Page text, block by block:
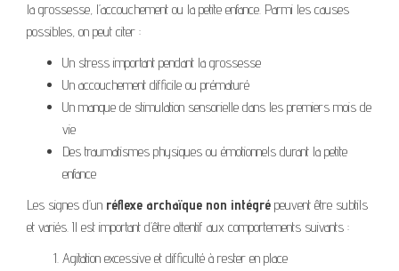
la grossesse, l’accouchement ou la petite enfance. Parmi les causes
possibles, on peut citer :
Un stress important pendant la grossesse
Un accouchement difficile ou prématuré
Un manque de stimulation sensorielle dans les premiers mois de
vie
Des traumatismes physiques ou émotionnels durant la petite
enfance
Les signes d’un réflexe archaïque non intégré peuvent être subtils
et variés. Il est important d’être attentif aux comportements suivants :
Agitation excessive et difficulté à rester en place